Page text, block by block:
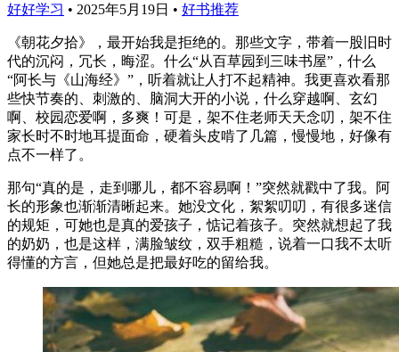
好好学习 • 2025年5月19日 • 好书推荐
《朝花夕拾》，最开始我是拒绝的。那些文字，带着一股旧时
代的沉闷，冗长，晦涩。什么“从百草园到三味书屋”，什么
“阿长与《山海经》”，听着就让人打不起精神。我更喜欢看那
些快节奏的、刺激的、脑洞大开的小说，什么穿越啊、玄幻
啊、校园恋爱啊，多爽！可是，架不住老师天天念叨，架不住
家长时不时地耳提面命，硬着头皮啃了几篇，慢慢地，好像有
点不一样了。
那句“真的是，走到哪儿，都不容易啊！”突然就戳中了我。阿
长的形象也渐渐清晰起来。她没文化，絮絮叨叨，有很多迷信
的规矩，可她也是真的爱孩子，惦记着孩子。突然就想起了我
的奶奶，也是这样，满脸皱纹，双手粗糙，说着一口我不太听
得懂的方言，但她总是把最好吃的留给我。